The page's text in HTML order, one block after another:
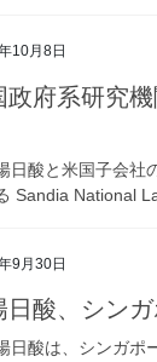
10月8日
政府系研究
日酸と米国子会社
Sandia National
9月30日
日酸、シン
日酸は、シンガポ